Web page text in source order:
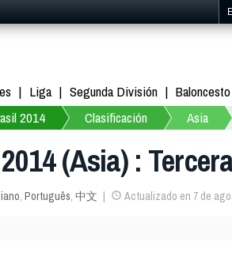
Liga Segunda División Baloncesto
2014 Clasificación Asia
(Asia) :
, Português, 中文 Actualizado en 7 de